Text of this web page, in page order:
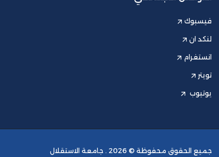
فيسبوك
لنكد ان
انستغرام
تويتر
يوتيوب
جميع الحقوق محفوظة © 2026 . جامعة الاستقلال